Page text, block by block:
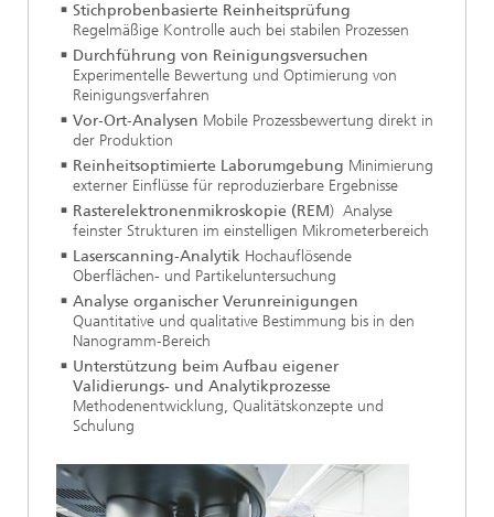
Stichprobenbasierte Reinheitsprüfung
Regelmäßige Kontrolle auch bei stabilen Prozessen
Durchführung von Reinigungsversuchen
Experimentelle Bewertung und Optimierung von
Reinigungsverfahren
Vor‑Ort‑Analysen Mobile Prozessbewertung direkt in
der Produktion
Reinheitsoptimierte Laborumgebung Minimierung
externer Einflüsse für reproduzierbare Ergebnisse
Rasterelektronenmikroskopie (REM) Analyse
feinster Strukturen im einstelligen Mikrometerbereich
Laserscanning-Analytik Hochauflösende
Oberflächen- und Partikeluntersuchung
Analyse organischer Verunreinigungen
Quantitative und qualitative Bestimmung bis in den
Nanogramm‑Bereich
Unterstützung beim Aufbau eigener
Validierungs- und Analytikprozesse
Methodenentwicklung, Qualitätskonzepte und
Schulung